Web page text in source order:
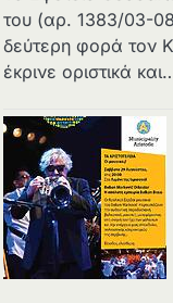
του (αρ. 1383/03-
δεύτερη φορά τον
έκρινε οριστικά